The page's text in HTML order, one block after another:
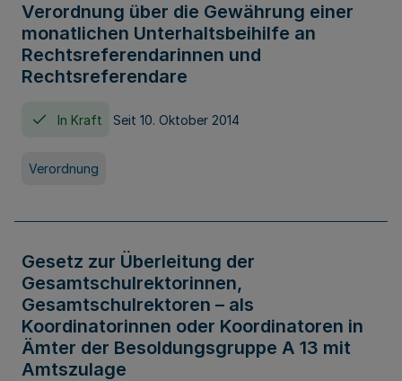
Verordnung über die Gewährung einer
monatlichen Unterhaltsbeihilfe an
Rechtsreferendarinnen und
Rechtsreferendare
In Kraft Seit 10. Oktober 2014
Verordnung
Gesetz zur Überleitung der
Gesamtschulrektorinnen,
Gesamtschulrektoren – als
Koordinatorinnen oder Koordinatoren in
Ämter der Besoldungsgruppe A 13 mit
Amtszulage